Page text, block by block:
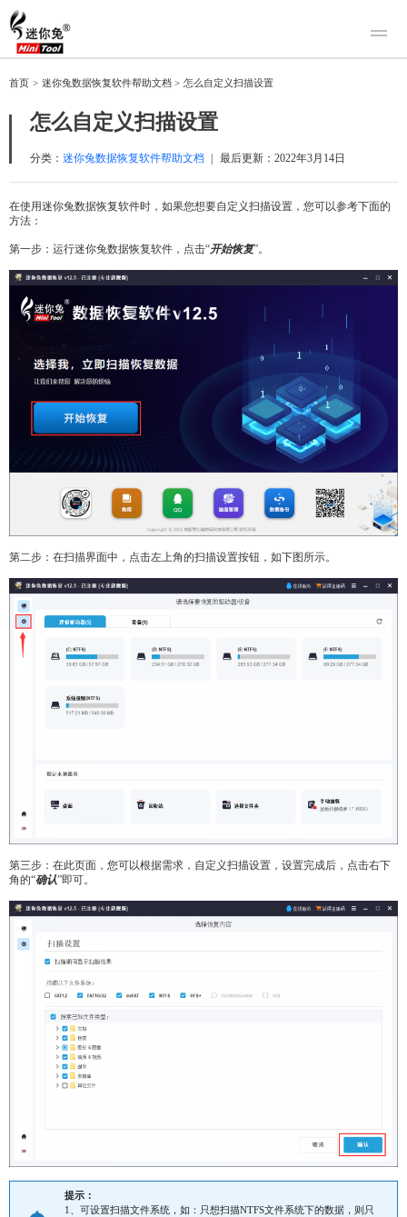
产品
迷你兔分区向导
下载
购买
帮助中心
联系我们
首页 > 迷你兔数据恢复软件帮助文档 > 怎么自定义扫描设置
怎么自定义扫描设置
分类： 迷你兔数据恢复软件帮助文档 最后更新： 2022年3月14日
在使用迷你兔数据恢复软件时，如果您想要自定义扫描设置，您可以参考下面的
方法：
第一步：运行迷你兔数据恢复软件，点击“开始恢复”。
第二步：在扫描界面中，点击左上角的扫描设置按钮，如下图所示。
第三步：在此页面，您可以根据需求，自定义扫描设置，设置完成后，点击右下
角的“确认”即可。
提示：
1、可设置扫描文件系统，如：只想扫描NTFS文件系统下的数据，则只